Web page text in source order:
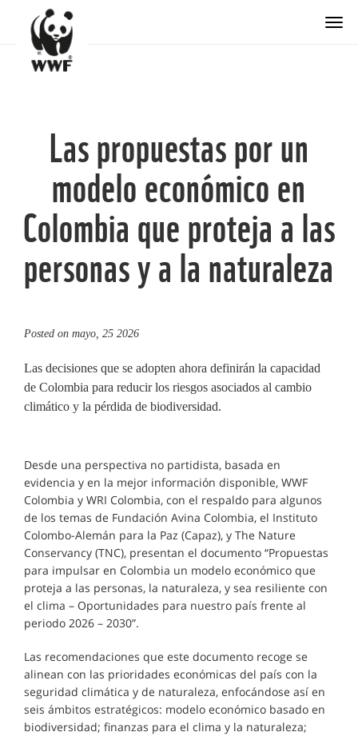
Las propuestas por un
modelo económico en
Colombia que proteja a las
personas y a la naturaleza
Posted on mayo, 25 2026
Las decisiones que se adopten ahora definirán la capacidad
de Colombia para reducir los riesgos asociados al cambio
climático y la pérdida de biodiversidad.
Desde una perspectiva no partidista, basada en
evidencia y en la mejor información disponible, WWF
Colombia y WRI Colombia, con el respaldo para algunos
de los temas de Fundación Avina Colombia, el Instituto
Colombo-Alemán para la Paz (Capaz), y The Nature
Conservancy (TNC), presentan el documento “Propuestas
para impulsar en Colombia un modelo económico que
proteja a las personas, la naturaleza, y sea resiliente con
el clima – Oportunidades para nuestro país frente al
periodo 2026 – 2030”.
Las recomendaciones que este documento recoge se
alinean con las prioridades económicas del país con la
seguridad climática y de naturaleza, enfocándose así en
seis ámbitos estratégicos: modelo económico basado en
biodiversidad; finanzas para el clima y la naturaleza;